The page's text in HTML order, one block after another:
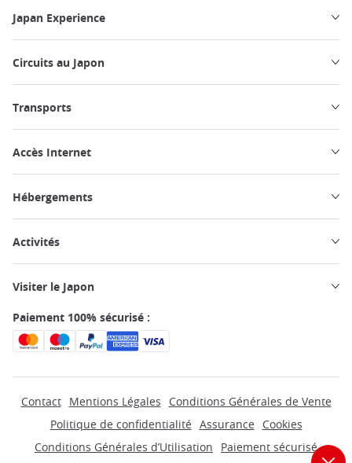
Japan Experience
Circuits au Japon
Transports
Accès Internet
Hébergements
Activités
Visiter le Japon
Paiement 100% sécurisé :
Contact Mentions Légales
Conditions Générales de Vente
Politique de confidentialité Assurance
Cookies
Conditions Générales d’Utilisation
Paiement sécurisé